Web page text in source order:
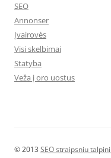
SEO
Annonser
Įvairovės
Visi skelbimai
Statyba
Veža į oro uostus
© 2013 SEO straipsniu